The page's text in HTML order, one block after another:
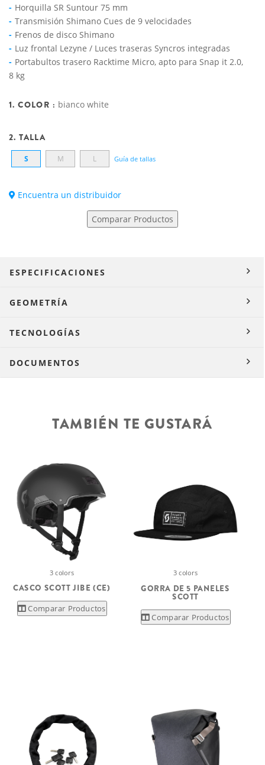
Horquilla SR Suntour 75 mm
Transmisión Shimano Cues de 9 velocidades
Frenos de disco Shimano
Luz frontal Lezyne / Luces traseras Syncros integradas
Portabultos trasero Racktime Micro, apto para Snap it 2.0,
8 kg
1. COLOR : bianco white
2. TALLA
S M L Guía de tallas
Encuentra un distribuidor
Comparar Productos
ESPECIFICACIONES
GEOMETRÍA
TECNOLOGÍAS
DOCUMENTOS
TAMBIÉN TE GUSTARÁ
3 colors
CASCO SCOTT JIBE (CE)
Comparar Productos
3 colors
GORRA DE 5 PANELES
SCOTT
Comparar Productos